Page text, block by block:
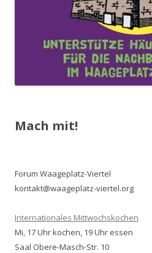
Mach mit!
Forum Waageplatz-Viertel
kontakt@waageplatz-viertel.org
Internationales Mittwochskochen
Mi, 17 Uhr kochen, 19 Uhr essen
Saal Obere-Masch-Str. 10